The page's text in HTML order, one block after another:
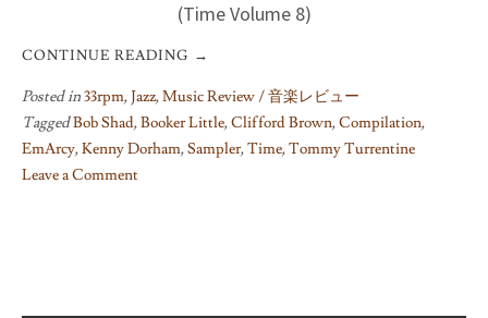
(Time Volume 8)
CONTINUE READING →
Posted in33rpm,Jazz,Music Review / 音楽レビュー
TaggedBob Shad,Booker Little,Clifford Brown,Compilation,
EmArcy,Kenny Dorham,Sampler,Time,Tommy Turrentine
Leave a Comment